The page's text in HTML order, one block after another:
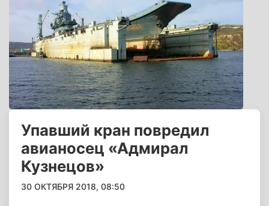
Упавший кран повредил
авианосец «Адмирал
Кузнецов»
30 ОКТЯБРЯ 2018, 08:50